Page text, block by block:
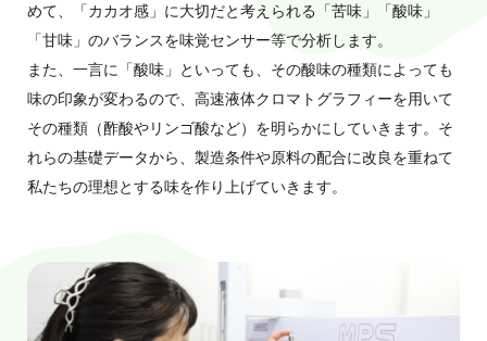
めて、「カカオ感」に大切だと考えられる「苦味」「酸味」
「甘味」のバランスを味覚センサー等で分析します。
また、一言に「酸味」といっても、その酸味の種類によっても
味の印象が変わるので、高速液体クロマトグラフィーを用いて
その種類（酢酸やリンゴ酸など）を明らかにしていきます。そ
れらの基礎データから、製造条件や原料の配合に改良を重ねて
私たちの理想とする味を作り上げていきます。